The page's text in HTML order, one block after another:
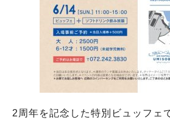
2周年を記念した特別ビュッフェ